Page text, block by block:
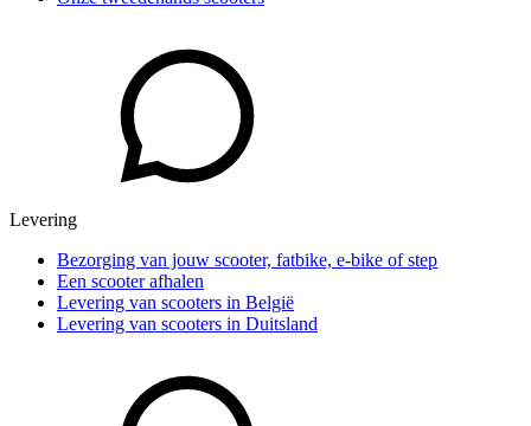
Levering
Bezorging van jouw scooter, fatbike, e-bike of step
Een scooter afhalen
Levering van scooters in België
Levering van scooters in Duitsland